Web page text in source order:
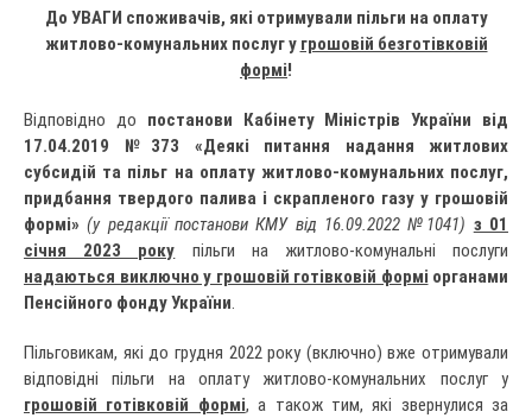
До УВАГИ споживачів, які отримували пільги на оплату
житлово-комунальних послуг у грошовій безготівковій
формі!
Відповідно до постанови Кабінету Міністрів України від
17.04.2019 №373 «Деякі питання надання житлових
субсидій та пільг на оплату житлово-комунальних послуг,
придбання твердого палива і скрапленого газу у грошовій
формі»(у редакції постанови КМУ від 16.09.2022 №1041) з 01
січня 2023 року пільги на житлово-комунальні послуги
надаються виключно у грошовій готівковій формі органами
Пенсійного фонду України.
Пільговикам, які до грудня 2022 року (включно) вже отримували
відповідні пільги на оплату житлово-комунальних послуг у
грошовій готівковій формі, а також тим, які звернулися за